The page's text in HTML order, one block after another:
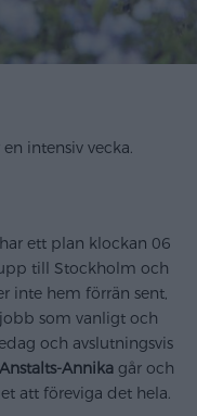
intensiv vecka.
ett plan klockan 06
till Stockholm och
inte hem förrän sent,
som vanligt och
och avslutningsvis
Anstalts-Annika går och
att föreviga det hela.